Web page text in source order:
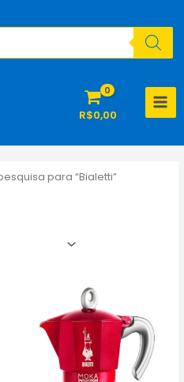
R$0,00
para “Bialetti”